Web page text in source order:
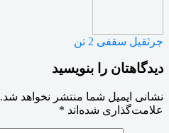
جرثقیل سقفی 2 تن
دیدگاهتان را بنویسید
نشانی ایمیل شما منتشر نخواهد شد.
علامت‌گذاری شده‌اند *